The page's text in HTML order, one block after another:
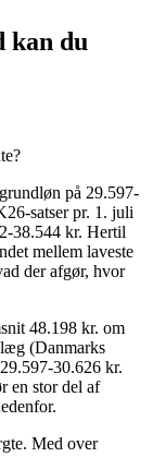
kan du
på 29.597-
satser pr. 1. juli
38.544 kr. Hertil
mellem laveste
der afgør, hvor
48.198 kr. om
(Danmarks
30.626 kr.
en stor del af
Med over